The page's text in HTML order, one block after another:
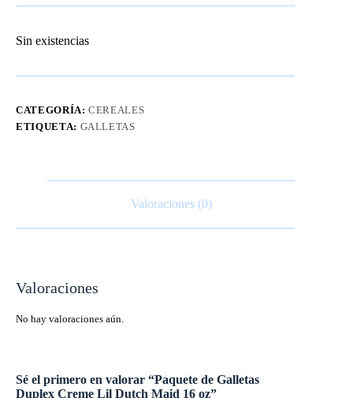
Sin existencias
CATEGORÍA:CEREALES
ETIQUETA: GALLETAS
Valoraciones (0)
Valoraciones
No hay valoraciones aún.
Sé el primero en valorar “Paquete de Galletas
Duplex Creme Lil Dutch Maid 16 oz”